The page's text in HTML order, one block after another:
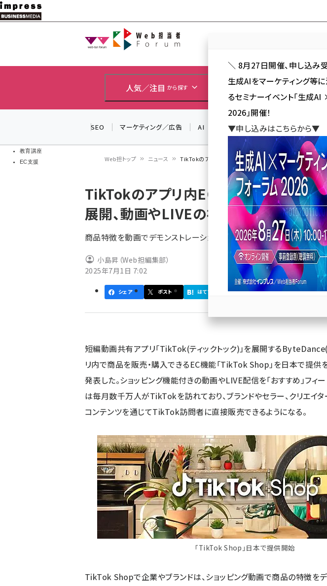
メ
イ
教育講座
EC支援
Web担当者Forum
人気／注目 から探す カテゴリ／種別 から探す
SEO マーケティング／広告 AI SNS アクセス解析／データ分析
ン
く
ず
Web担トップ ニュース TikTokのアプリ内EC機能「TikTok Shop」を日本で展開、動
TikTokのアプリ内EC機能「TikTok
展開、動画やLIVEの視聴から購入へ
商品特徴を動画でデモンストレーションして販売、「ショップ」タブ新設
小島昇（Web担編集部）
2025年7月1日 7:02
シェア ポスト はてブ Bluesky 優先するニュース
短編動画共有アプリ「TikTok(ティックトック)」を展開する
リ内で商品を販売・購入できるEC機能「TikTok Shop」を日本で提
発表した。ショッピング機能付きの動画やLIVE配信を「おすすめ」フィ
は毎月数千万人がTikTokを訪れており、ブランドやセラー、クリエイ
コンテンツを通じてTikTok訪問者に直接販売できるようになる。
「TikTok Shop」日本で提供開始
TikTok Shopで企業やブランドは、ショッピング動画で商品の特徴をデ
＼ 8月27日開催、申し込み
生成AIをマーケティング等
るセミナーイベント「生成
2026」開催！
▼申し込みはこちらから▼